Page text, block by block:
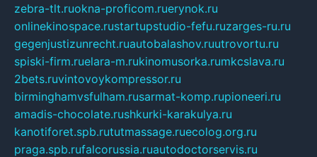
zebra-tlt.ruokna-proficom.ruerynok.ru
onlinekinospace.rustartupstudio-fefu.ruzarges-ru.ru
gegenjustizunrecht.ruautobalashov.ruutrovortu.ru
spiski-firm.ruelara-m.rukinomusorka.rumkcslava.ru
2bets.ruvintovoykompressor.ru
birminghamvsfulham.rusarmat-komp.rupioneeri.ru
amadis-chocolate.rushkurki-karakulya.ru
kanotiforet.spb.rututmassage.ruecolog.org.ru
praga.spb.rufalcorussia.ruautodoctorservis.ru